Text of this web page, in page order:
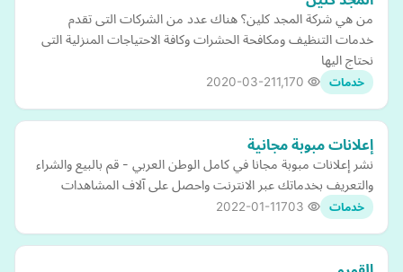
من هي شركة المجد كلين؟ هناك عدد من الشركات التى تقدم
خدمات التنظيف ومكافحة الحشرات وكافة الاحتياجات المنزلية التى
نحتاج اليها
خدمات 2020-03-21
إعلانات مبوبة مجانية
نشر إعلانات مبوبة مجانا في كامل الوطن العربي - قم بالبيع والشراء
والتعريف بخدماتك عبر الانترنت واحصل على آلاف المشاهدات
خدمات 2022-01-11